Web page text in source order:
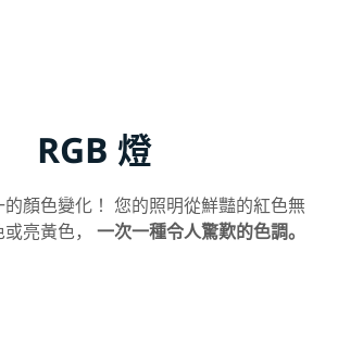
RGB 燈
顏色變化！ 您的照明從鮮豔的紅色無
亮黃色， 一次一種令人驚歎的色調。